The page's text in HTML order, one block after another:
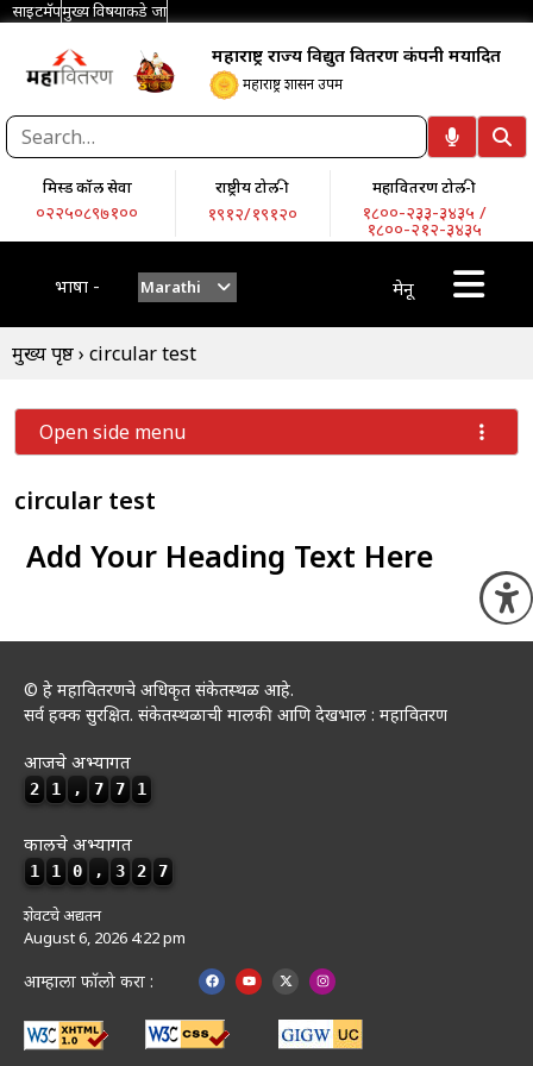
साइटमॅपमुख्य विषयाकडे जा
महाराष्ट्र राज्य विद्युत वितरण कंपनी मर्यादित
महाराष्ट्र शासन उपक्रम
मिस्ड कॉल सेवा
०२२५०८९७१००
राष्ट्रीय टोल-फ्री
१९१२/१९१२०
महावितरण टोल-फ्री
१८००-२३३-३४३५ /
१८००-२१२-३४३५
भाषा - Marathi मेनू
मुख्य पृष्ठ› circular test
circular test
Add Your Heading Text Here
Open side menu
© हे महावितरणचे अधिकृत संकेतस्थळ आहे.
सर्व हक्क सुरक्षित. संकेतस्थळाची मालकी आणि देखभाल : महावितरण
आजचे अभ्यागत
2 1 , 7 7 1
कालचे अभ्यागत
1 1 0 , 3 2 7
शेवटचे अद्यतन
August 6, 2026 4:22 pm
आम्हाला फॉलो करा :